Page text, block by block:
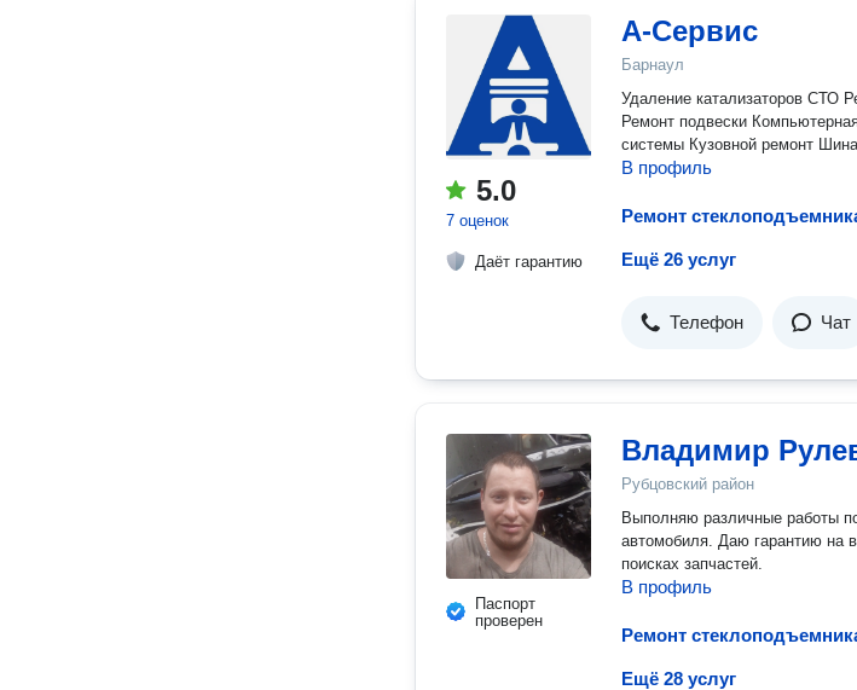
5.0
7 оценок
Даёт гарантию
А-Сервис
Барнаул
Удаление катализаторов СТО
Ремонт подвески
системы Кузовной ремонт
В профиль
Ещё 26 услуг
Телефон Чат
Паспорт
проверен
Владимир
Рубцовский район
Выполняю различные работы
автомобиля. Даю гарантию на
поисках запчастей.
В профиль
Ещё 28 услуг